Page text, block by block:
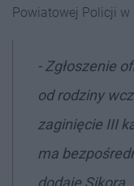
Powiatowej Policji w
- Zgłoszenie
od rodziny
zaginięcie III
ma
dodaje Sikora.